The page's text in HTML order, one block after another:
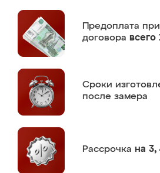
Предоплата
договора всего
Сроки
после замера
Рассрочка на 3,